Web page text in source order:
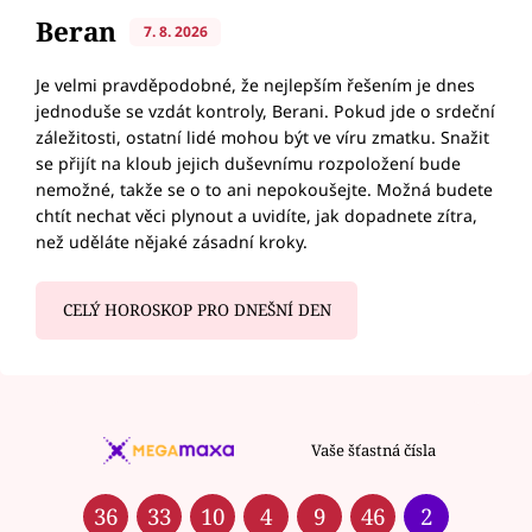
Beran 7. 8. 2026
Je velmi pravděpodobné, že nejlepším řešením je dnes
jednoduše se vzdát kontroly, Berani. Pokud jde o srdeční
záležitosti, ostatní lidé mohou být ve víru zmatku. Snažit
se přijít na kloub jejich duševnímu rozpoložení bude
nemožné, takže se o to ani nepokoušejte. Možná budete
chtít nechat věci plynout a uvidíte, jak dopadnete zítra,
než uděláte nějaké zásadní kroky.
CELÝ HOROSKOP PRO DNEŠNÍ DEN
Vaše šťastná čísla
36 33 10 4 9 46 2